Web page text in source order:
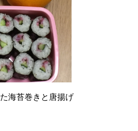
海苔巻きと唐揚げ